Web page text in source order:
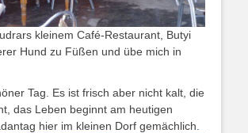
kleinem Café-Restaurant, Butyi
Hund zu Füßen und übe mich in
Tag. Es ist frisch aber nicht kalt, die
das Leben beginnt am heutigen
hier im kleinen Dorf gemächlich.